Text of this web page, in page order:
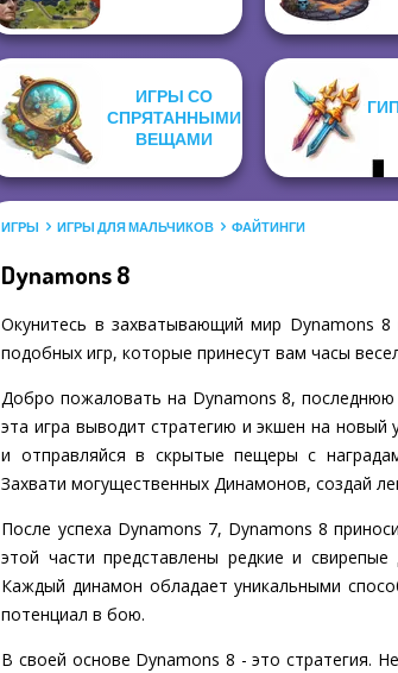
ИГРЫ СО
СПРЯТАННЫМИ
ВЕЩАМИ
ИГРЫ ИГРЫ ДЛЯ МАЛЬЧИКОВ ФАЙТИНГИ
Dynamons 8
Окунитесь в захватывающий мир Dynamons
подобных игр, которые принесут вам часы
Добро пожаловать на Dynamons 8,
эта игра выводит стратегию и экшен на
и отправляйся в скрытые пещеры с
Захвати могущественных Динамонов, создай
После успеха Dynamons 7, Dynamons 8
этой части представлены редкие и
Каждый динамон обладает уникальными
потенциал в бою.
В своей основе Dynamons 8 - это стратегия.